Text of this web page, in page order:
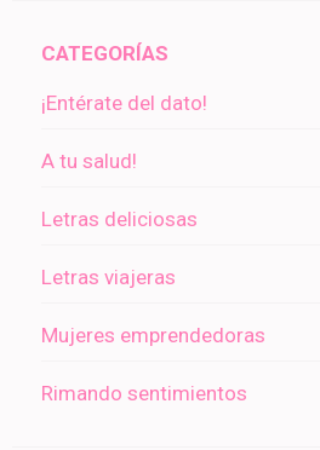
CATEGORÍAS
¡Entérate del dato!
A tu salud!
Letras deliciosas
Letras viajeras
Mujeres emprendedoras
Rimando sentimientos